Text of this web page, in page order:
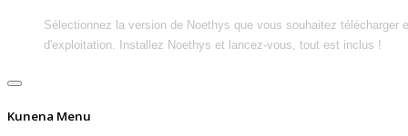
Sélectionnez la version de Noethys que vous souhaitez télécharger
d'exploitation. Installez Noethys et lancez-vous, tout est inclus !
Kunena Menu